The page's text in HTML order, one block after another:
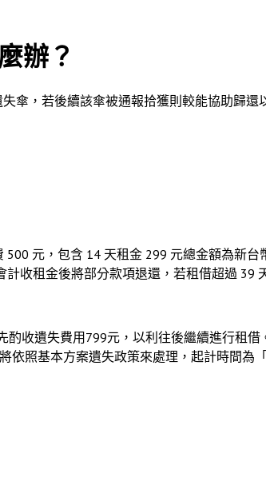
辦？
傘，若後續該傘被通報拾獲則較能協助歸還
元，包含 14 天租金 299 元總金額為新
收租金後將部分款項退還，若租借超過 39
酌收遺失費用799元，以利往後繼續進行租
依照基本方案遺失政策來處理，起計時間為